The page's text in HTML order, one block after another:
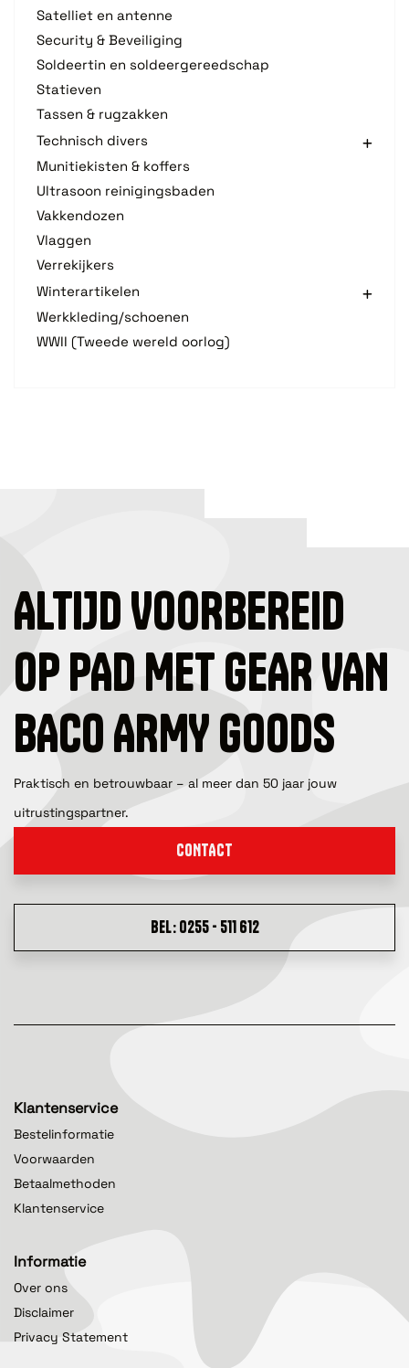
Satelliet en antenne
Security & Beveiliging
Soldeertin en soldeergereedschap
Statieven
Tassen & rugzakken
Technisch divers
Munitiekisten & koffers
Ultrasoon reinigingsbaden
Vakkendozen
Vlaggen
Verrekijkers
Winterartikelen
Werkkleding/schoenen
WWII (Tweede wereld oorlog)
ALTIJD VOORBEREID
OP PAD MET GEAR VAN
BACO ARMY GOODS
Praktisch en betrouwbaar – al meer dan 50 jaar jouw
uitrustingspartner.
CONTACT
BEL: 0255 - 511 612
Klantenservice
Bestelinformatie
Voorwaarden
Betaalmethoden
Klantenservice
Informatie
Over ons
Disclaimer
Privacy Statement